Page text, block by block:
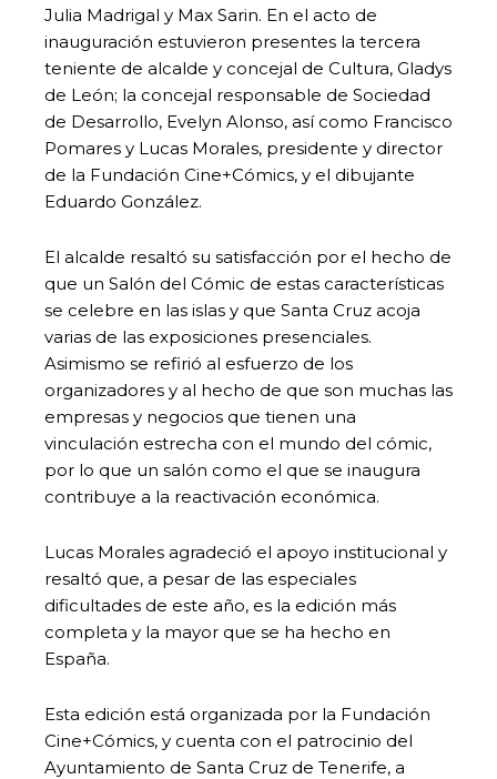
Julia Madrigal y Max Sarin. En el acto de
inauguración estuvieron presentes la tercera
teniente de alcalde y concejal de Cultura, Gladys
de León; la concejal responsable de Sociedad
de Desarrollo, Evelyn Alonso, así como Francisco
Pomares y Lucas Morales, presidente y director
de la Fundación Cine+Cómics, y el dibujante
Eduardo González.
El alcalde resaltó su satisfacción por el hecho de
que un Salón del Cómic de estas características
se celebre en las islas y que Santa Cruz acoja
varias de las exposiciones presenciales.
Asimismo se refirió al esfuerzo de los
organizadores y al hecho de que son muchas las
empresas y negocios que tienen una
vinculación estrecha con el mundo del cómic,
por lo que un salón como el que se inaugura
contribuye a la reactivación económica.
Lucas Morales agradeció el apoyo institucional y
resaltó que, a pesar de las especiales
dificultades de este año, es la edición más
completa y la mayor que se ha hecho en
España.
Esta edición está organizada por la Fundación
Cine+Cómics, y cuenta con el patrocinio del
Ayuntamiento de Santa Cruz de Tenerife, a